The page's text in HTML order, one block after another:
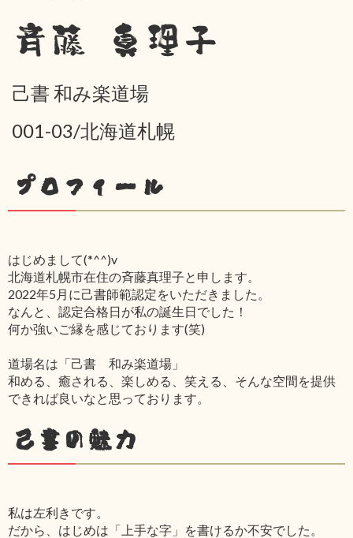
斉藤 真理子
己書 和み楽道場
001-03/北海道札幌
プロフィール
はじめまして(*^^)v
北海道札幌市在住の斉藤真理子と申します。
2022年5月に己書師範認定をいただきました。
なんと、認定合格日が私の誕生日でした！
何か強いご縁を感じております(笑)
道場名は「己書 和み楽道場」
和める、癒される、楽しめる、笑える、そんな空間を提供
できれば良いなと思っております。
己書の魅力
私は左利きです。
だから、はじめは「上手な字」を書けるか不安でした。